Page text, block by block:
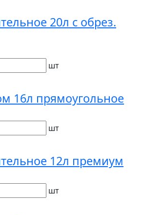
20л с обрез.
шт
16л прямоугольное
шт
12л премиум
шт